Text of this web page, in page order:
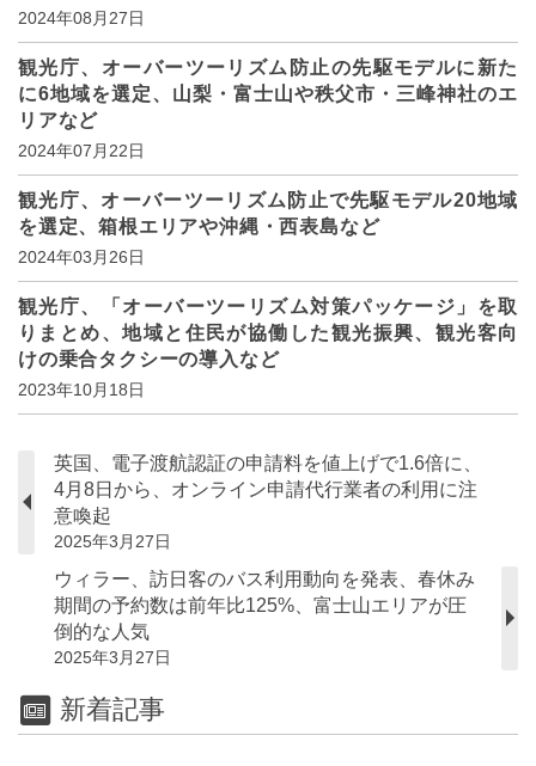
2024年08月27日
観光庁、オーバーツーリズム防止の先駆モデルに新た
に6地域を選定、山梨・富士山や秩父市・三峰神社のエ
リアなど
2024年07月22日
観光庁、オーバーツーリズム防止で先駆モデル20地域
を選定、箱根エリアや沖縄・西表島など
2024年03月26日
観光庁、「オーバーツーリズム対策パッケージ」を取
りまとめ、地域と住民が協働した観光振興、観光客向
けの乗合タクシーの導入など
2023年10月18日
英国、電子渡航認証の申請料を値上げで1.6倍に、
4月8日から、オンライン申請代行業者の利用に注
意喚起
2025年3月27日
ウィラー、訪日客のバス利用動向を発表、春休み
期間の予約数は前年比125%、富士山エリアが圧
倒的な人気
2025年3月27日
新着記事